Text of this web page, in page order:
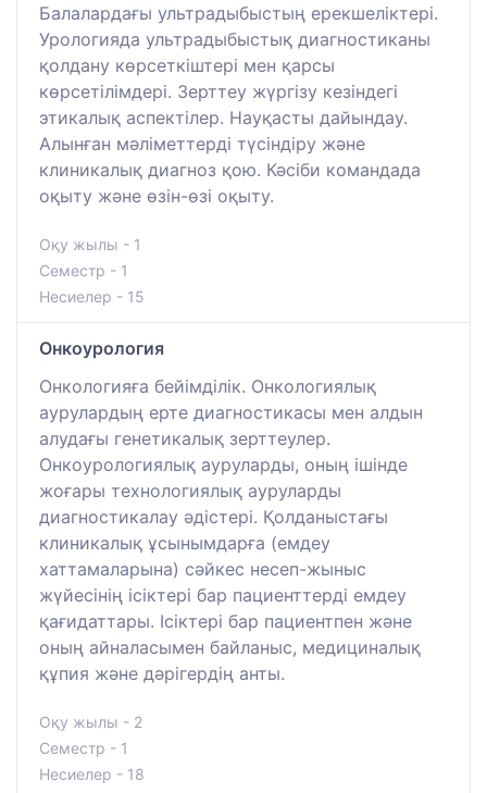
Балалардағы ультрадыбыстың ерекшеліктері.
Урологияда ультрадыбыстық диагностиканы
қолдану көрсеткіштері мен қарсы
көрсетілімдері. Зерттеу жүргізу кезіндегі
этикалық аспектілер. Науқасты дайындау.
Алынған мәліметтерді түсіндіру және
клиникалық диагноз қою. Кәсіби командада
оқыту және өзін-өзі оқыту.
Оқу жылы - 1
Семестр - 1
Несиелер - 15
Онкоурология
Онкологияға бейімділік. Онкологиялық
аурулардың ерте диагностикасы мен алдын
алудағы генетикалық зерттеулер.
Онкоурологиялық ауруларды, оның ішінде
жоғары технологиялық ауруларды
диагностикалау әдістері. Қолданыстағы
клиникалық ұсынымдарға (емдеу
хаттамаларына) сәйкес несеп-жыныс
жүйесінің ісіктері бар пациенттерді емдеу
қағидаттары. Ісіктері бар пациентпен және
оның айналасымен байланыс, медициналық
құпия және дәрігердің анты.
Оқу жылы - 2
Семестр - 1
Несиелер - 18